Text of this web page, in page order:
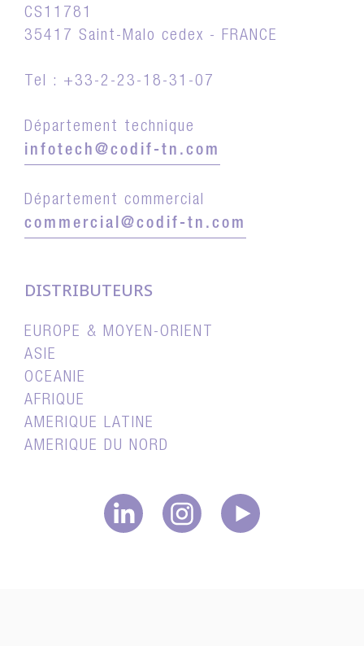
CS11781
35417 Saint-Malo cedex - FRANCE
Tel : +33-2-23-18-31-07
Département technique
infotech@codif-tn.com
Département commercial
commercial@codif-tn.com
DISTRIBUTEURS
EUROPE & MOYEN-ORIENT
ASIE
OCEANIE
AFRIQUE
AMERIQUE LATINE
AMERIQUE DU NORD